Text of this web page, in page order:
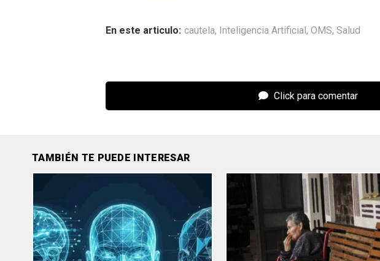
En este articulo: cautela, Inteligencia Artificial, OMS, Salud
Click para comentar
TAMBIÉN TE PUEDE INTERESAR